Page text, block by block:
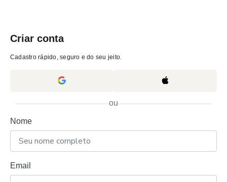
Criar conta
Cadastro rápido, seguro e do seu jeito.
ou
Nome
Email